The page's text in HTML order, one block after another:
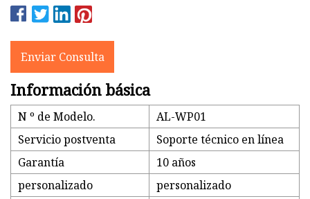
Enviar Consulta
Información básica
N º de Modelo.
AL-WP01
Servicio postventa
Soporte técnico en línea
Garantía
10 años
personalizado
personalizado